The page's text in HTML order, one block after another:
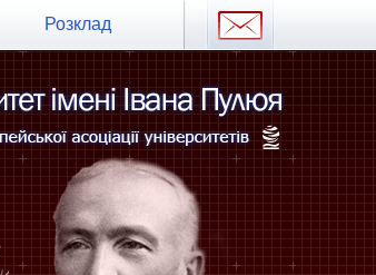
Розклад